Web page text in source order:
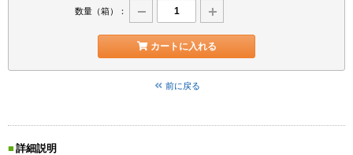
数量（箱）：
カートに入れる
前に戻る
詳細説明